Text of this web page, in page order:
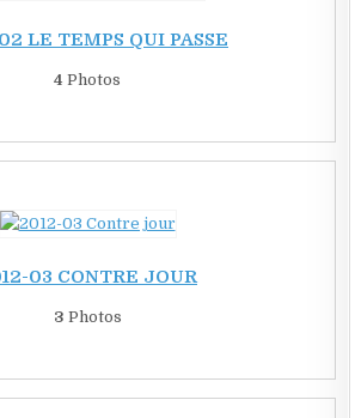
LE TEMPS QUI PASSE
4 Photos
03 CONTRE JOUR
3 Photos